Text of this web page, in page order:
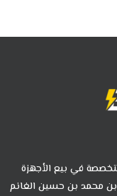
في بيع الأجهزة
بن محمد بن حسين الغانم